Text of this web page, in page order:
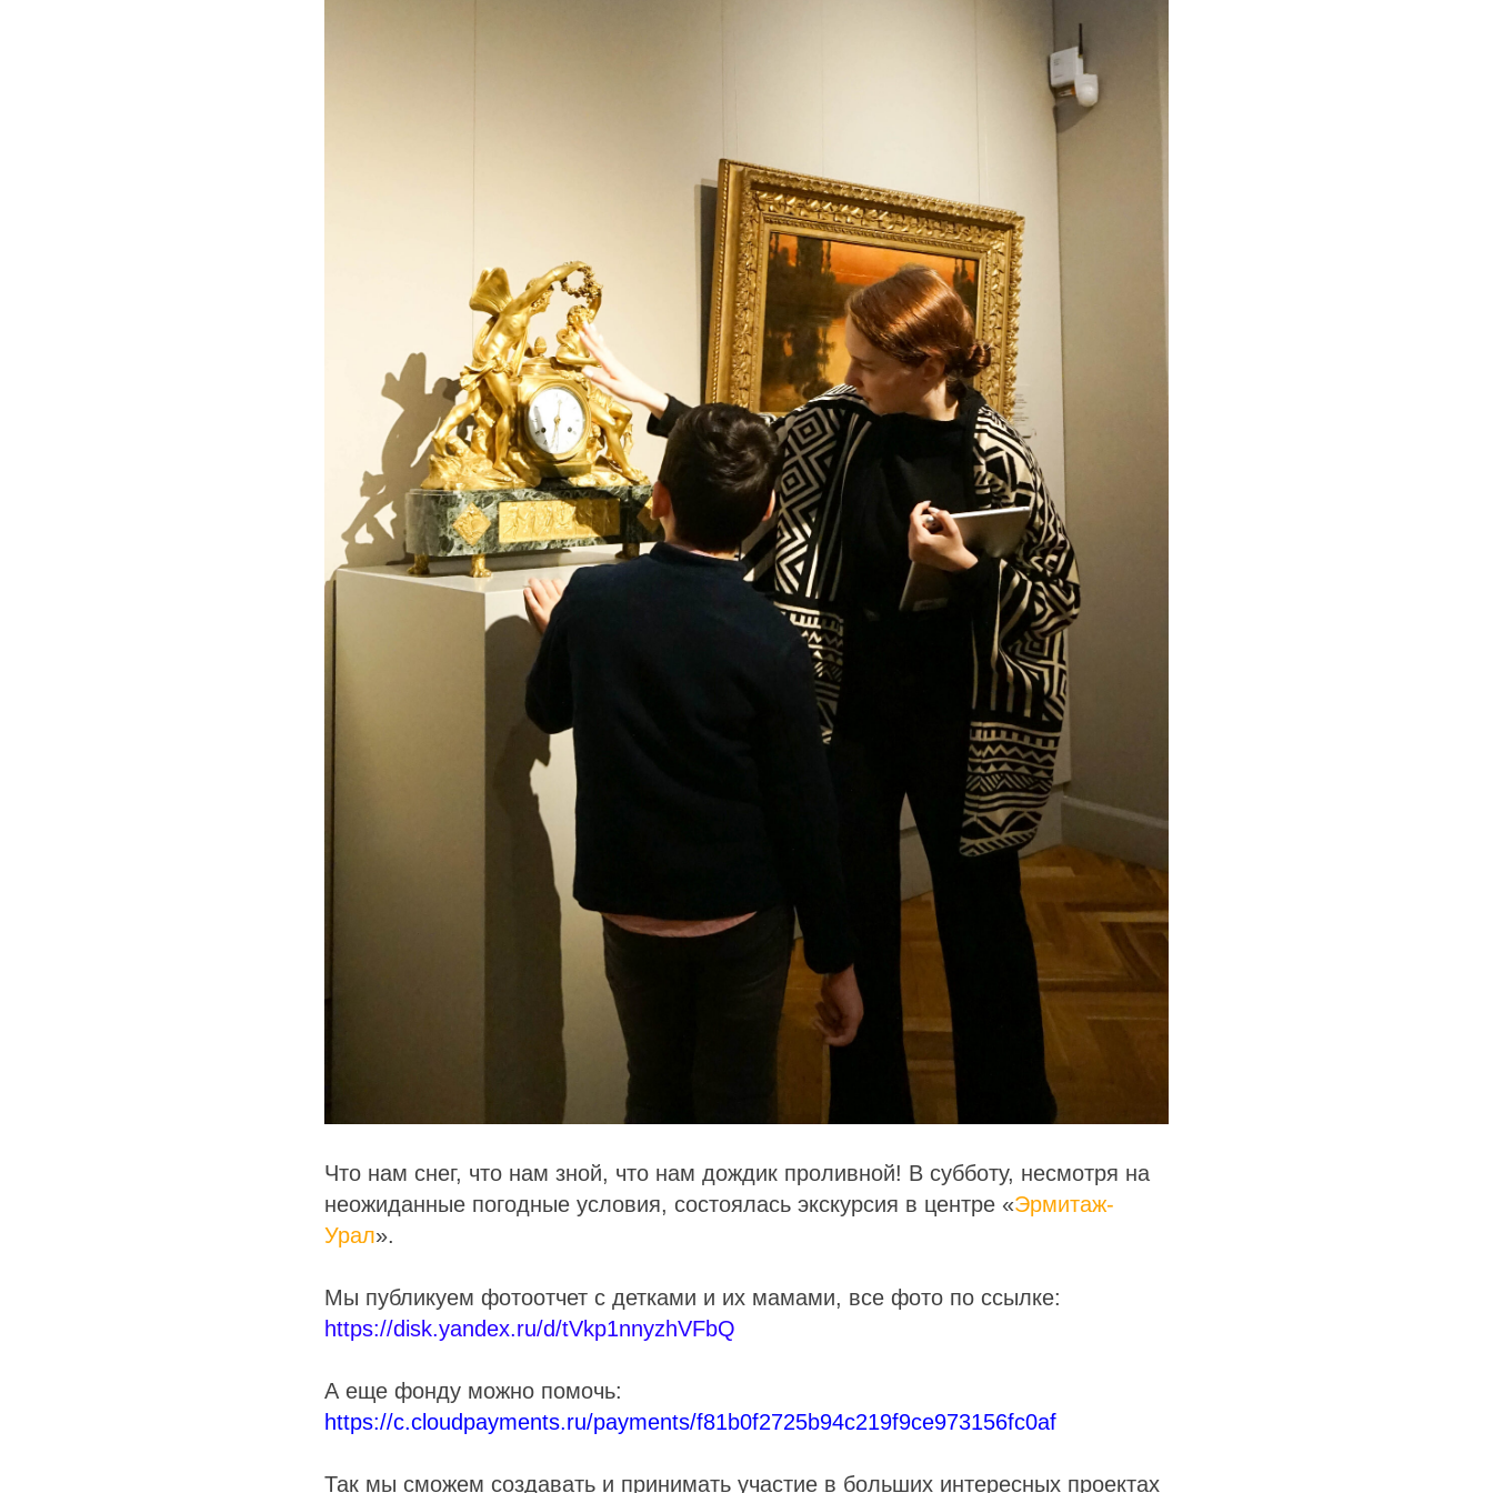
Что нам снег, что нам зной, что нам дождик проливной! В субботу, несмотря на
неожиданные погодные условия, состоялась экскурсия в центре «Эрмитаж-
Урал».
Мы публикуем фотоотчет с детками и их мамами, все фото по ссылке:
https://disk.yandex.ru/d/tVkp1nnyzhVFbQ
А еще фонду можно помочь:
https://c.cloudpayments.ru/payments/f81b0f2725b94c219f9ce973156fc0af
Так мы сможем создавать и принимать участие в больших интересных проектах